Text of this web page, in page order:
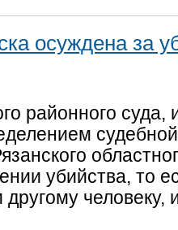
осуждена за
районного
убийства, то
человеку,